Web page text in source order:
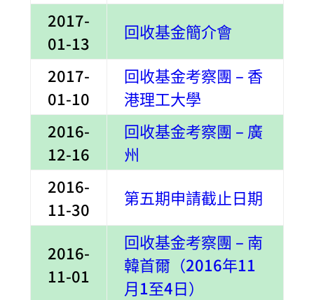
2017-
01-13
回收基金簡介會
2017-
01-10
回收基金考察團 – 香
港理工大學
2016-
12-16
回收基金考察團 – 廣
州
2016-
11-30
第五期申請截止日期
2016-
11-01
回收基金考察團 – 南
韓首爾（2016年11
月1至4日）